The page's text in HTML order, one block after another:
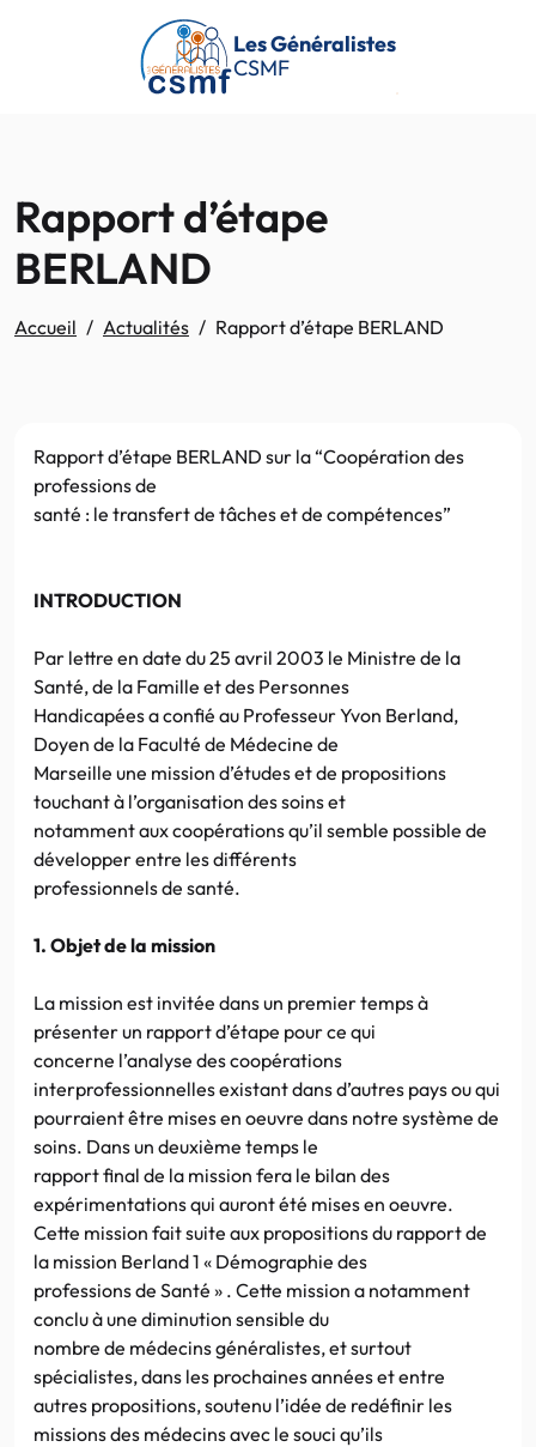
Passer au contenu principal
Les Généralistes
CSMF
Rapport d’étape
BERLAND
Accueil Actualités Rapport d’étape BERLAND
Rapport d’étape BERLAND sur la “Coopération des
professions de
santé : le transfert de tâches et de compétences”
INTRODUCTION
Par lettre en date du 25 avril 2003 le Ministre de la
Santé, de la Famille et des Personnes
Handicapées a confié au Professeur Yvon Berland,
Doyen de la Faculté de Médecine de
Marseille une mission d’études et de propositions
touchant à l’organisation des soins et
notamment aux coopérations qu’il semble possible de
développer entre les différents
professionnels de santé.
1. Objet de la mission
La mission est invitée dans un premier temps à
présenter un rapport d’étape pour ce qui
concerne l’analyse des coopérations
interprofessionnelles existant dans d’autres pays ou qui
pourraient être mises en oeuvre dans notre système de
soins. Dans un deuxième temps le
rapport final de la mission fera le bilan des
expérimentations qui auront été mises en oeuvre.
Cette mission fait suite aux propositions du rapport de
la mission Berland 1 « Démographie des
professions de Santé » . Cette mission a notamment
conclu à une diminution sensible du
nombre de médecins généralistes, et surtout
spécialistes, dans les prochaines années et entre
autres propositions, soutenu l’idée de redéfinir les
missions des médecins avec le souci qu’ils